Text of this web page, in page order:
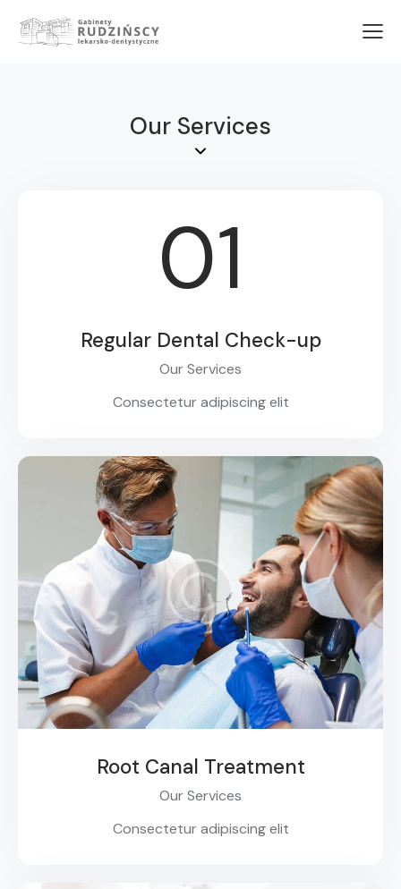
Our Services
01
Regular Dental Check-up
Our Services
Consectetur adipiscing elit
Root Canal Treatment
Our Services
Consectetur adipiscing elit